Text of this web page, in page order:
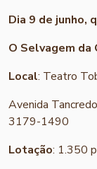
Dia 9 de junho,
O Selvagem da
Local: Teatro
Avenida
3179-1490
Lotação: 1.350